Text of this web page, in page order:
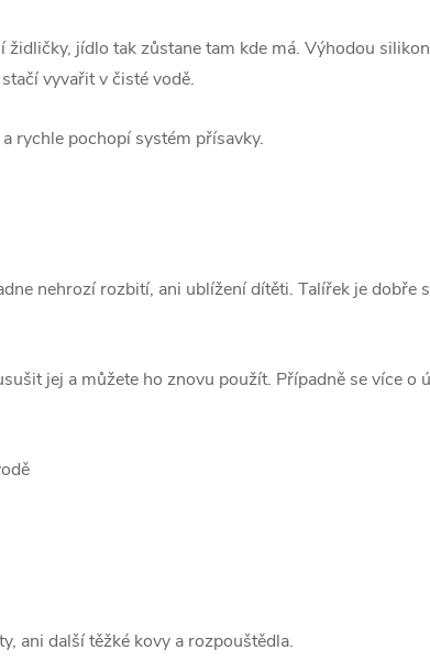
jídlo tak zůstane tam kde má. Výhodou
vyvařit v čisté vodě.
rychle pochopí systém přísavky.
nehrozí rozbití, ani ublížení dítěti. Talířek je dobře
jej a můžete ho znovu použít. Případně se více o
ani další těžké kovy a rozpouštědla.